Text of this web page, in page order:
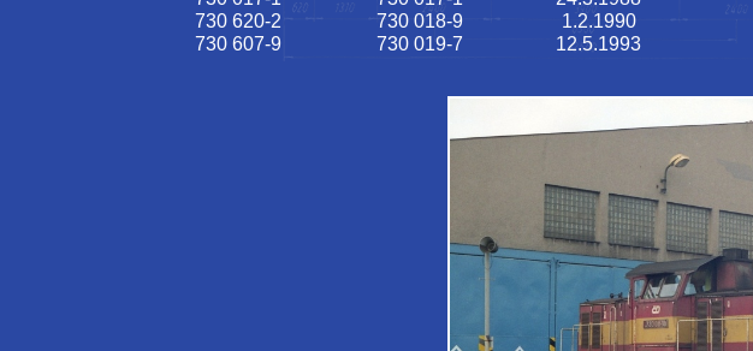
730 620-2
730 018-9 1.2.1990
730 607-9
730 019-7 12.5.1993